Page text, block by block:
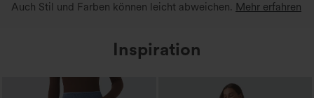
Auch Stil und Farben können leicht abweichen. Mehr erfahren
Inspiration